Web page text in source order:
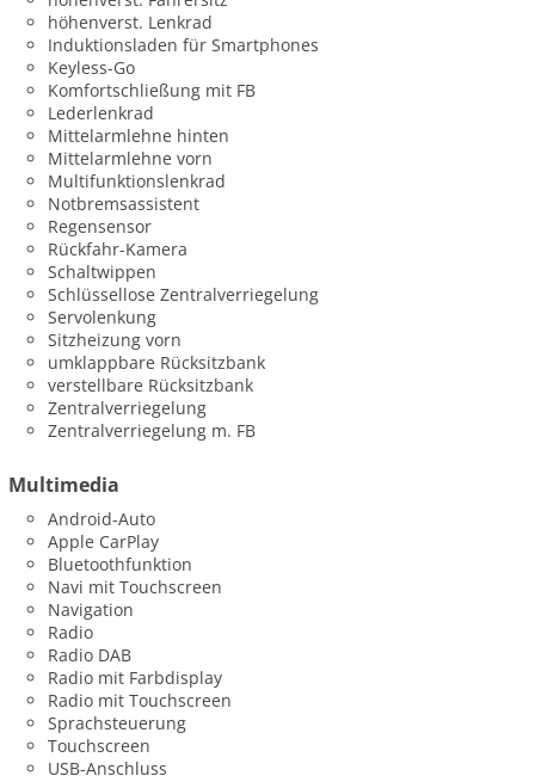
höhenverst. Lenkrad
Induktionsladen für Smartphones
Keyless-Go
Komfortschließung mit FB
Lederlenkrad
Mittelarmlehne hinten
Mittelarmlehne vorn
Multifunktionslenkrad
Notbremsassistent
Regensensor
Rückfahr-Kamera
Schaltwippen
Schlüssellose Zentralverriegelung
Servolenkung
Sitzheizung vorn
umklappbare Rücksitzbank
verstellbare Rücksitzbank
Zentralverriegelung
Zentralverriegelung m. FB
Multimedia
Android-Auto
Apple CarPlay
Bluetoothfunktion
Navi mit Touchscreen
Navigation
Radio
Radio DAB
Radio mit Farbdisplay
Radio mit Touchscreen
Sprachsteuerung
Touchscreen
USB-Anschluss